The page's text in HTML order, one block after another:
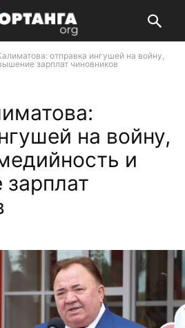
отправка ингушей на войну,
зарплат чиновников
на войну,
и